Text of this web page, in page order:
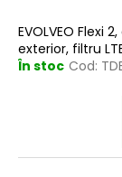
EVOLVEO Flexi
exterior, filtru
În stoc Cod: